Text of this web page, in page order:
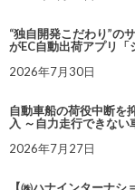
“独自開発こだわり”の
がEC自動出荷アプリ「
2026年7月30日
自動車船の荷役中断を
入 ～自力走行できな
2026年7月27日